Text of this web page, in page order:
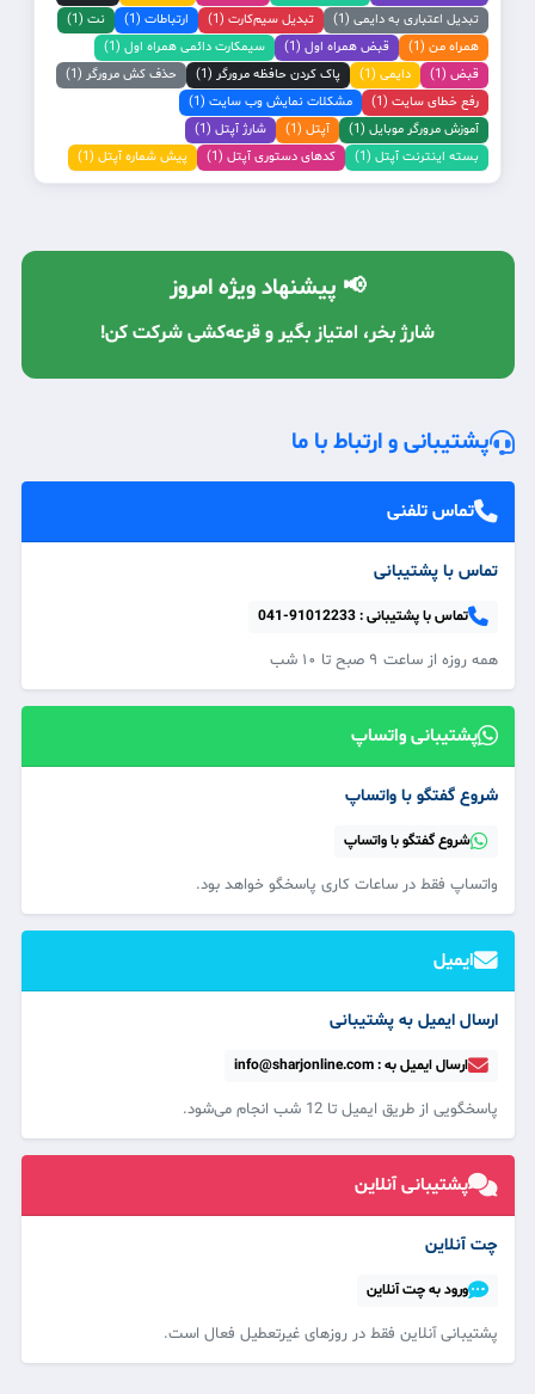
تبدیل اعتباری به دایمی (1)
تبدیل سیم‌کارت (1) ارتباطات (1)
نت (1)
همراه من (1)
قبض همراه اول (1)
سیمکارت دائمی همراه اول (1)
قبض (1)
دایمی (1) پاک کردن حافظه مرورگر (1)
حذف کش مرورگر (1)
رفع خطای سایت (1)
مشکلات نمایش وب سایت (1)
آموزش مرورگر موبایل (1)
آپتل (1)
شارژ آپتل (1)
بسته اینترنت آپتل (1)
کدهای دستوری آپتل (1) پیش شماره آپتل (1)
📢 پیشنهاد ویژه امروز
شارژ بخر، امتیاز بگیر و قرعه‌کشی شرکت کن!
پشتیبانی و ارتباط با ما
تماس تلفنی
تماس با پشتیبانی
تماس با پشتیبانی :041-91012233
همه‌ روزه از ساعت ۹ صبح تا ۱۰ شب
پشتیبانی واتساپ
شروع گفتگو با واتساپ
شروع گفتگو با واتساپ
واتساپ فقط در ساعات کاری پاسخگو خواهد بود.
ایمیل
ارسال ایمیل به پشتیبانی
ارسال ایمیل به : info@sharjonline.com
پاسخگویی از طریق ایمیل تا 12 شب انجام می‌شود.
پشتیبانی آنلاین
چت آنلاین
ورود به چت آنلاین
پشتیبانی آنلاین فقط در روزهای غیرتعطیل فعال است.